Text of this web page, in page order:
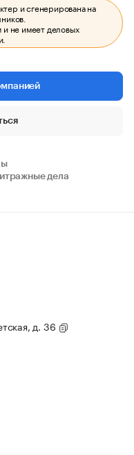
и сгенерирована на
и не имеет деловых
дела
д. 36